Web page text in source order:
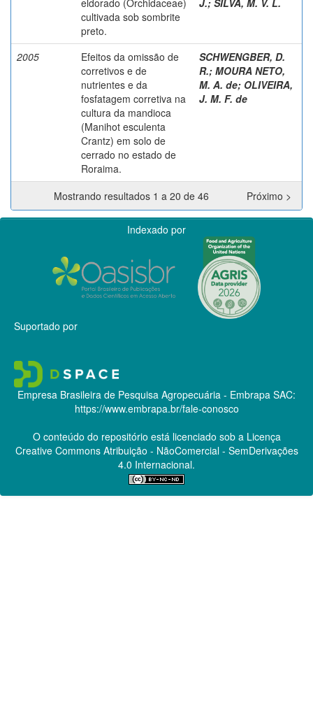
cultivada sob sombrite
preto.
2005
Efeitos da omissão de
corretivos e de
nutrientes e da
fosfatagem corretiva na
cultura da mandioca
(Manihot esculenta
Crantz) em solo de
cerrado no estado de
Roraima.
SCHWENGBER, D.
R.; MOURA NETO,
M. A. de; OLIVEIRA,
J. M. F. de
Mostrando resultados 1 a 20 de 46 Próximo >
Indexado por
Suportado por
Empresa Brasileira de Pesquisa Agropecuária - Embrapa SAC:
https://www.embrapa.br/fale-conosco
O conteúdo do repositório está licenciado sob a Licença
Creative CommonsAtribuição - NãoComercial - SemDerivações
4.0 Internacional.